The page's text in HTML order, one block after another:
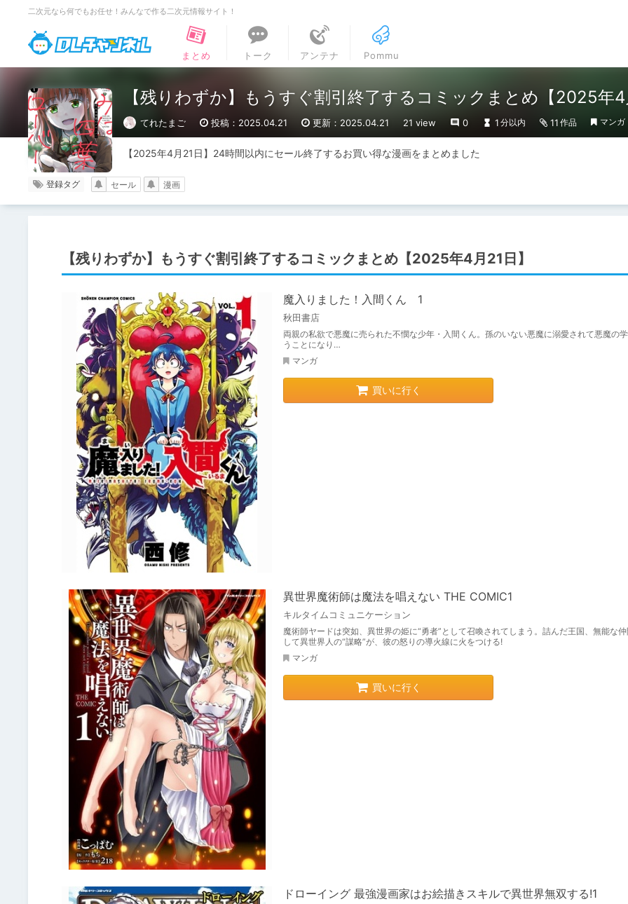
二次元なら何でもお任せ！みんなで作る二次元情報サイト！
DLチャンネル
まとめ
トーク アンテナ Pommu
【残りわずか】もうすぐ割引終了するコミックまとめ【2025年
てれたまご 投稿：2025.04.21 更新：2025.04.21 21 view 0 1 分以内 11 作品 マンガ
【2025年4月21日】24時間以内にセール終了するお買い得な漫画をまとめました
登録タグ セール 漫画
【残りわずか】もうすぐ割引終了するコミックまとめ【2025年4月21日】
魔入りました！入間くん 1
秋田書店
両親の私欲で悪魔に売られた不憫な少年・入間くん。孫のいない悪魔に溺愛されて悪魔の
うことになり…
マンガ
買いに行く
異世界魔術師は魔法を唱えない THE COMIC1
キルタイムコミュニケーション
魔術師ヤードは突如、異世界の姫に“勇者”として召喚されてしまう。詰んだ王国、無能な
して異世界人の“謀略”が、彼の怒りの導火線に火をつける!
マンガ
買いに行く
ドローイング 最強漫画家はお絵描きスキルで異世界無双する!1